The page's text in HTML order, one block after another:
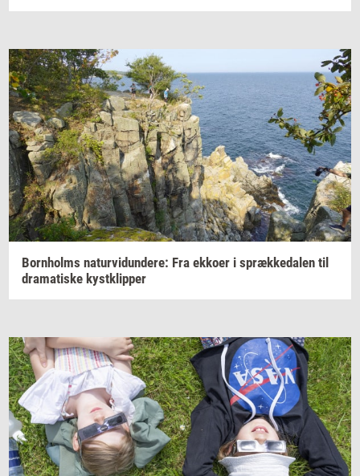
Born­holms na­tur­vi­dun­de­re: Fra ek­ko­er i spræk­ke­da­len til
dra­ma­ti­ske kyst­klip­per